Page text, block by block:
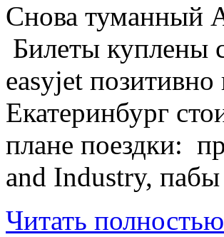
Снова туманный
Билеты куплены
easyjet
Екатеринбург
плане поездки:
and Industry,
Читать